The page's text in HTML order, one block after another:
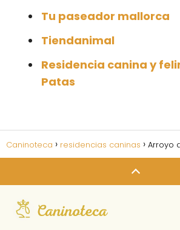
Tu paseador mallorca
Tiendanimal
Residencia canina y
Patas
Caninoteca residencias caninas Arroyo